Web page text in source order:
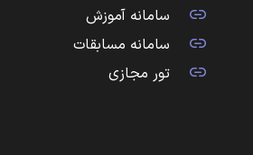
سامانه آموزش
سامانه مسابقات
تور مجازی